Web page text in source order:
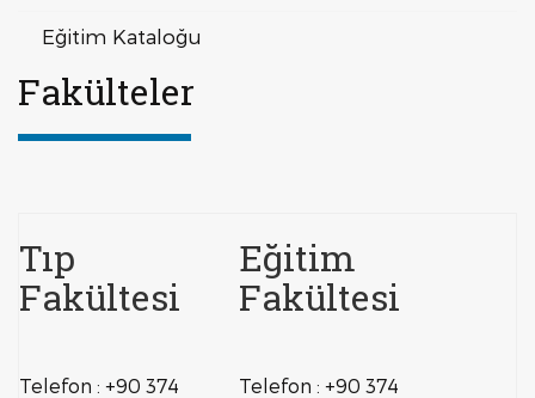
Eğitim Kataloğu
Fakülteler
Tıp
Fakültesi
Telefon : +90 374
Eğitim
Fakültesi
Telefon : +90 374